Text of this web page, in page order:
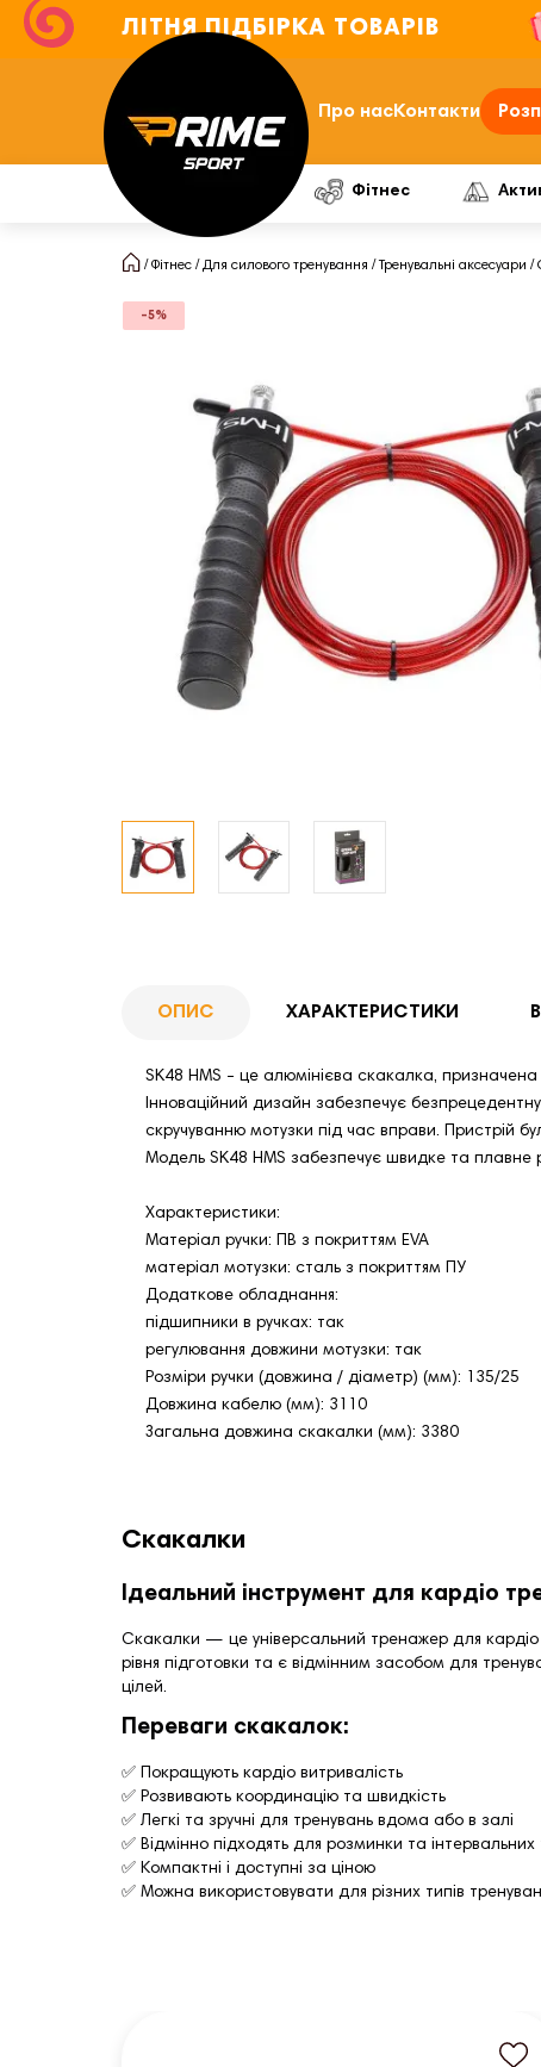
ЛІТНЯ ПІДБІРКА ТОВАРІВ
Про насКонтакти
Фітнес
Фітнес Для силового тренування Тренувальні аксесуари
-5%
ОПИС ХАРАКТЕРИСТИКИ
SK48 HMS - це алюмінієва скакалка,
Інноваційний дизайн забезпечує
скручуванню мотузки під час вправи. Пристрій
Модель SK48 HMS забезпечує швидке та плавне
Характеристики:
Матеріал ручки: ПВ з покриттям EVA
матеріал мотузки: сталь з покриттям ПУ
Додаткове обладнання:
підшипники в ручках: так
регулювання довжини мотузки: так
Розміри ручки (довжина / діаметр) (мм): 135/25
Довжина кабелю (мм): 3110
Загальна довжина скакалки (мм): 3380
Скакалки
Ідеальний інструмент для кардіо
Скакалки — це універсальний тренажер для
рівня підготовки та є відмінним засобом для
цілей.
Переваги скакалок:
✅ Покращують кардіо витривалість
✅ Розвивають координацію та швидкість
✅ Легкі та зручні для тренувань вдома або в залі
✅ Відмінно підходять для розминки та інтервальних
✅ Компактні і доступні за ціною
✅ Можна використовувати для різних типів